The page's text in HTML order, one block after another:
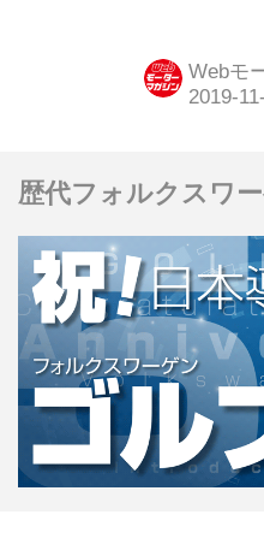
て、ダウン
ツインター
Webモ
歴代フォルクスワ